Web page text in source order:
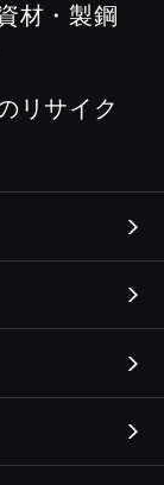
材・製鋼
リサイク